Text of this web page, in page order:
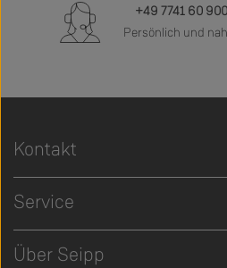
+49 7741 60 900
Persönlich und
Kontakt
Service
Über Seipp